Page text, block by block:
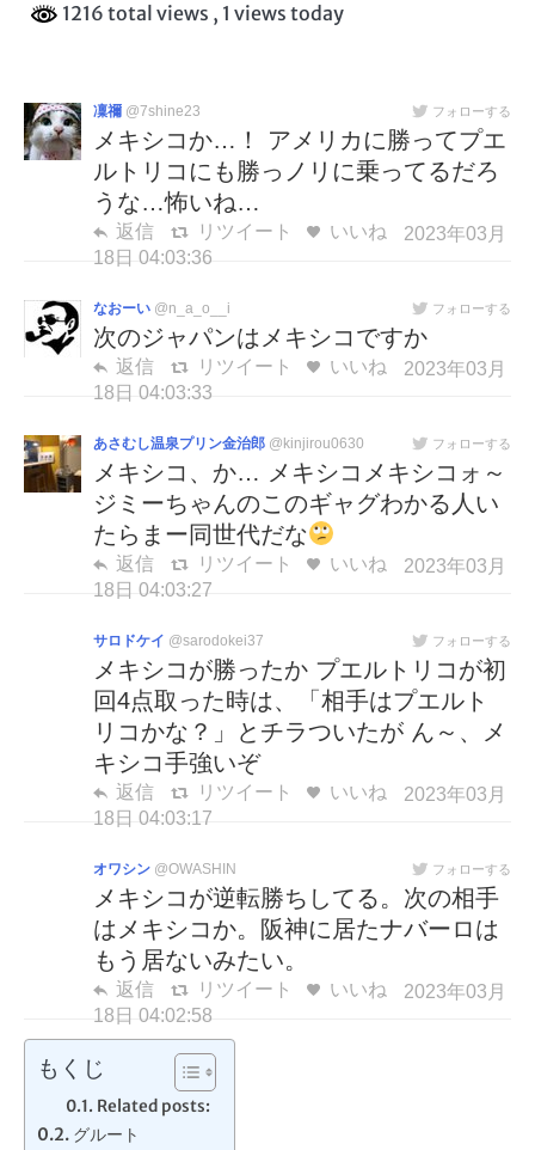
1216 total views , 1 views today
凜禰 @7shine23 フォローする
メキシコか…！ アメリカに勝ってプエ
ルトリコにも勝っノリに乗ってるだろ
うな…怖いね…
返信 リツイート いいね
2023年03月
18日 04:03:36
なおーい @n_a_o__i フォローする
次のジャパンはメキシコですか
返信 リツイート いいね
2023年03月
18日 04:03:33
あさむし温泉プリン金治郎 @kinjirou0630 フォローする
メキシコ、か… メキシコメキシコォ～
ジミーちゃんのこのギャグわかる人い
たらまー同世代だな
返信 リツイート いいね
2023年03月
18日 04:03:27
サロドケイ @sarodokei37 フォローする
メキシコが勝ったか プエルトリコが初
回4点取った時は、「相手はプエルト
リコかな？」とチラついたが ん～、メ
キシコ手強いぞ
返信 リツイート いいね
2023年03月
18日 04:03:17
オワシン @OWASHIN フォローする
メキシコが逆転勝ちしてる。次の相手
はメキシコか。阪神に居たナバーロは
もう居ないみたい。
返信 リツイート いいね
2023年03月
18日 04:02:58
もくじ
Related posts:
グルート